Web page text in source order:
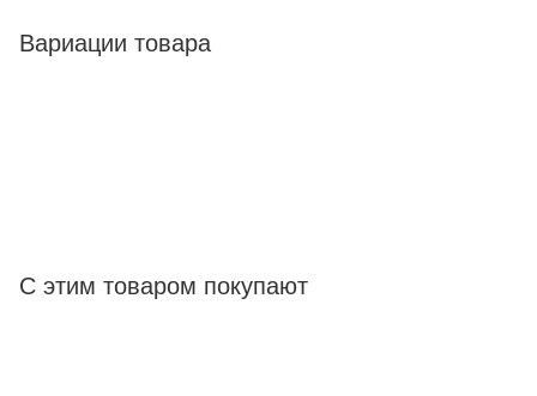
Вариации товара
С этим товаром покупают